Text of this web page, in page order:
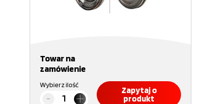
Towar na
zamówienie
Wybierz ilość
Zapytaj o
produkt